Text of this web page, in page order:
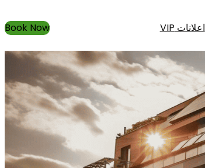
اعلانات VIP Book Now